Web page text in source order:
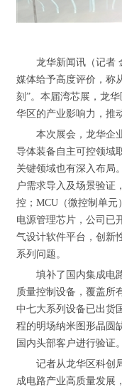
龙华新闻讯（记者
媒体给予高度评价，称
刻”。本届湾芯展，龙
华区的产业影响力，推
本次展会，龙华企
导体装备自主可控领域
关键领域也有深入布局
户需求导入及场景验证
控；MCU（微控制单元
电源管理芯片，公司已
气设计软件平台，创新
系列问题。
填补了国内集成电
质量控制设备，覆盖所
中七大系列设备已出货
程的明场纳米图形晶圆
国内头部客户进行验证。
记者从龙华区科创
成电路产业高质量发展